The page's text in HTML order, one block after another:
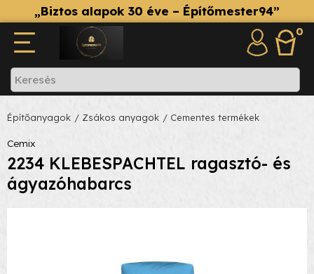
„Biztos alapok 30 éve – Építőmester94”
0
Építőanyagok / Zsákos anyagok / Cementes termékek
Cemix
2234 KLEBESPACHTEL ragasztó- és
ágyazóhabarcs